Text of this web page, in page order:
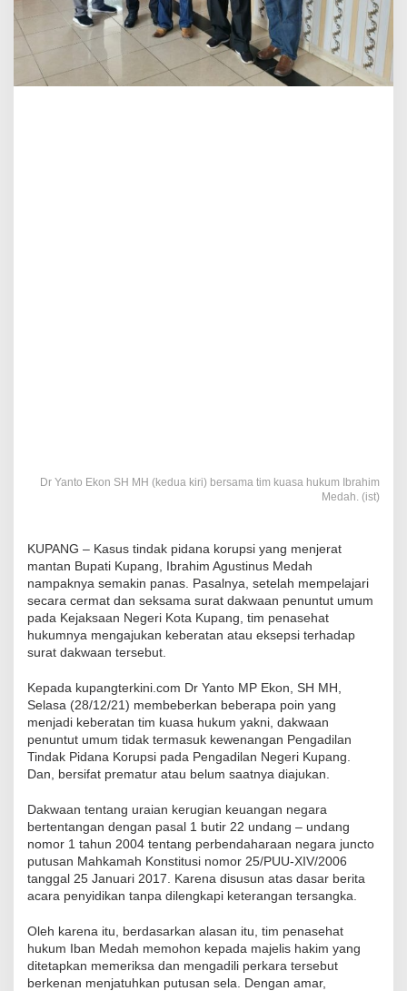
Dr Yanto Ekon SH MH (kedua kiri) bersama tim kuasa hukum Ibrahim
Medah. (ist)
KUPANG – Kasus tindak pidana korupsi yang menjerat
mantan Bupati Kupang, Ibrahim Agustinus Medah
nampaknya semakin panas. Pasalnya, setelah mempelajari
secara cermat dan seksama surat dakwaan penuntut umum
pada Kejaksaan Negeri Kota Kupang, tim penasehat
hukumnya mengajukan keberatan atau eksepsi terhadap
surat dakwaan tersebut.
Kepada kupangterkini.com Dr Yanto MP Ekon, SH MH,
Selasa (28/12/21) membeberkan beberapa poin yang
menjadi keberatan tim kuasa hukum yakni, dakwaan
penuntut umum tidak termasuk kewenangan Pengadilan
Tindak Pidana Korupsi pada Pengadilan Negeri Kupang.
Dan, bersifat prematur atau belum saatnya diajukan.
Dakwaan tentang uraian kerugian keuangan negara
bertentangan dengan pasal 1 butir 22 undang – undang
nomor 1 tahun 2004 tentang perbendaharaan negara juncto
putusan Mahkamah Konstitusi nomor 25/PUU-XIV/2006
tanggal 25 Januari 2017. Karena disusun atas dasar berita
acara penyidikan tanpa dilengkapi keterangan tersangka.
Oleh karena itu, berdasarkan alasan itu, tim penasehat
hukum Iban Medah memohon kepada majelis hakim yang
ditetapkan memeriksa dan mengadili perkara tersebut
berkenan menjatuhkan putusan sela. Dengan amar,